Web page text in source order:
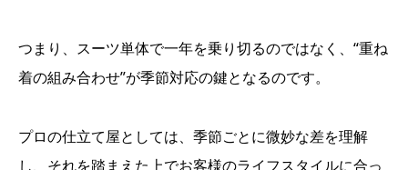
つまり、スーツ単体で一年を乗り切るのではなく、“重ね
着の組み合わせ”が季節対応の鍵となるのです。
プロの仕立て屋としては、季節ごとに微妙な差を理解
し、それを踏まえた上でお客様のライフスタイルに合っ